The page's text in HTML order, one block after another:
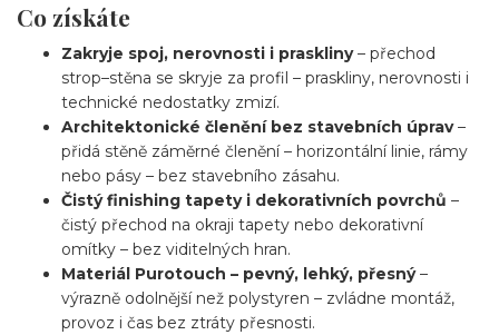
Co získáte
Zakryje spoj, nerovnosti i praskliny– přechod
strop–stěna se skryje za profil – praskliny, nerovnosti i
technické nedostatky zmizí.
Architektonické členění bez stavebních úprav–
přidá stěně záměrné členění – horizontální linie, rámy
nebo pásy – bez stavebního zásahu.
Čistý finishing tapety i dekorativních povrchů –
čistý přechod na okraji tapety nebo dekorativní
omítky – bez viditelných hran.
Materiál Purotouch – pevný, lehký, přesný–
výrazně odolnější než polystyren – zvládne montáž,
provoz i čas bez ztráty přesnosti.